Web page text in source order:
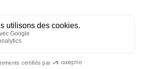
d'information ou de désabonnement :
A PROPOS CONTACT